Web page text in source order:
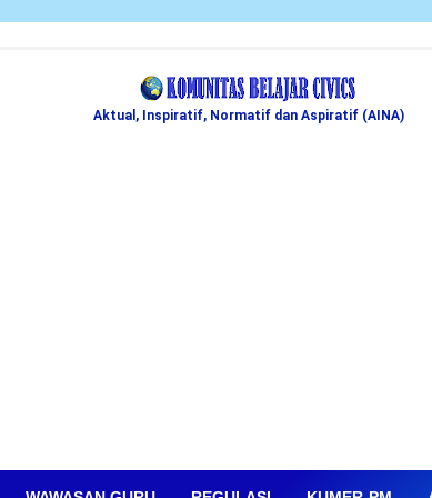
Aktual, Inspiratif, Normatif dan Aspiratif (AINA)